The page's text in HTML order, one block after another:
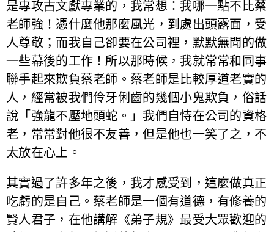
是專攻古文獻專業的，我常想：我哪一點不比蔡
老師強！憑什麼他那麼風光，到處出頭露面，受
人尊敬；而我自己卻要在公司裡，默默無聞的做
一些幕後的工作！所以那時候，我就常常和同事
聯手起來欺負蔡老師。蔡老師是比較厚道老實的
人，經常被我們伶牙俐齒的幾個小鬼欺負，俗話
說「強龍不壓地頭蛇。」我們自恃在公司的資格
老，常常對他很不友善，但是他也一笑了之，不
太放在心上。
其實過了許多年之後，我才感受到，這麼做真正
吃虧的是自己。蔡老師是一個有道德，有修養的
賢人君子，在他講解《弟子規》最受大眾歡迎的